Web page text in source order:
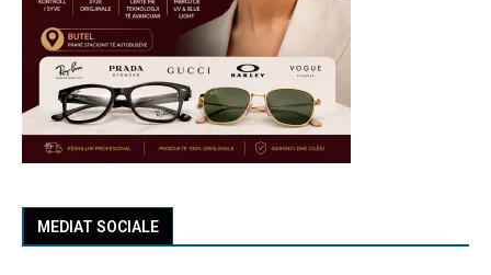
MEDIAT SOCIALE